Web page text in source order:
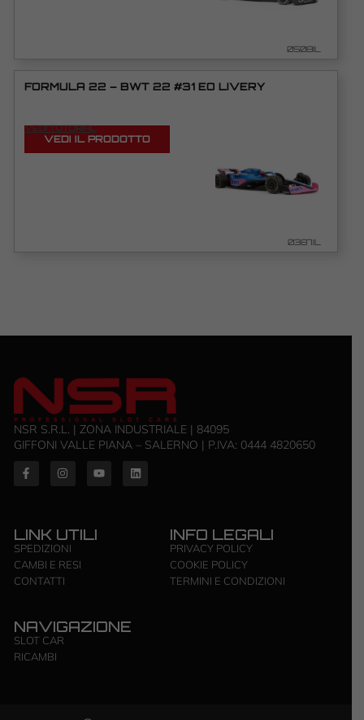
0508IL
FORMULA 22 – BWT 22 #31 EO LIVERY
VEDI TUTORIAL
VEDI IL PRODOTTO
0387IL
NSR S.R.L. | ZONA INDUSTRIALE | 84095
GIFFONI VALLE PIANA – SALERNO | P.IVA: ‭0444 4820650‬
LINK UTILI
SPEDIZIONI
CAMBI E RESI
CONTATTI
INFO LEGALI
PRIVACY POLICY
COOKIE POLICY
TERMINI E CONDIZIONI
NAVIGAZIONE
SLOT CAR
RICAMBI